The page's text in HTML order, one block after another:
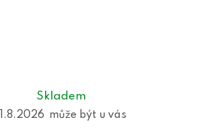
Skladem
11.8.2026